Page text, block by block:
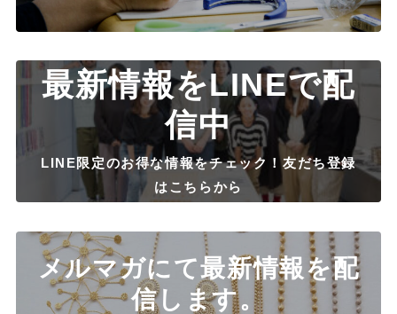
最新情報をLINEで配
信中
LINE限定のお得な情報をチェック！友だち登録
はこちらから
メルマガにて最新情報を配
信します。